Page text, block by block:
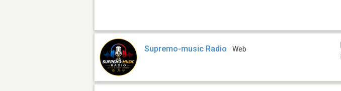
Supremo-music Radio Web